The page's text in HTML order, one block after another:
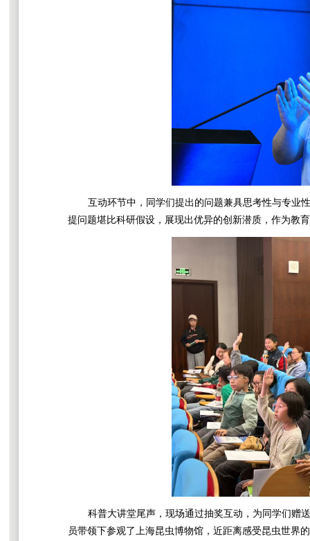
互动环节中，同学们提出的问题兼具思考性与专业
提问题堪比科研假设，展现出优异的创新潜质，作为教
科普大讲堂尾声，现场通过抽奖互动，为同学们赠
员带领下参观了上海昆虫博物馆，近距离感受昆虫世界